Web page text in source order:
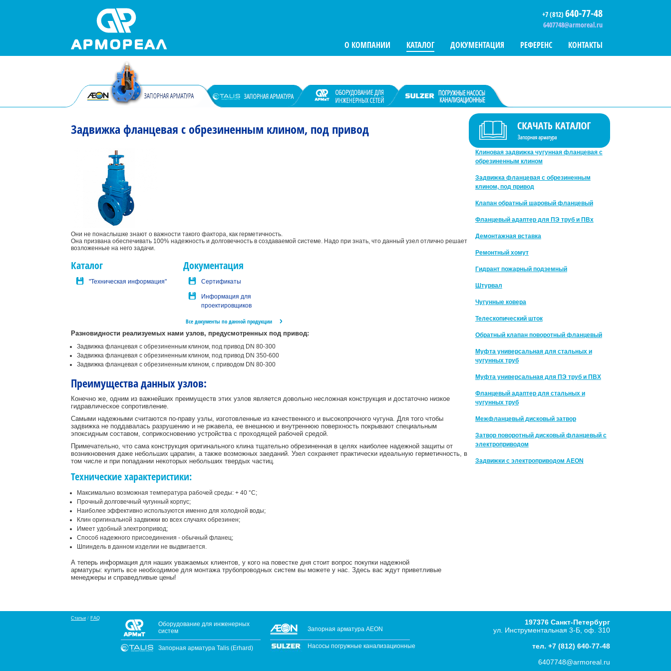
+7 (812) 640-77-48
6407748@armoreal.ru
О КОМПАНИИ КАТАЛОГ ДОКУМЕНТАЦИЯ РЕФЕРЕНС КОНТАКТЫ
Задвижка фланцевая с обрезиненным клином, под привод
Они не понаслышке знают о важности такого фактора, как герметичность.
Она призвана обеспечивать 100% надежность и долговечность в создаваемой системе. Надо при знать, что данный узел отлично решает
возложенные на него задачи.
Каталог
"Техническая информация"
Документация
Сертификаты
Информация для
проектировщиков
Все документы по данной продукции
Разновидности реализуемых нами узлов, предусмотренных под привод:
Задвижка фланцевая с обрезиненным клином, под привод DN 80-300
Задвижка фланцевая с обрезиненным клином, под привод DN 350-600
Задвижка фланцевая с обрезиненным клином, с приводом DN 80-300
Преимущества данных узлов:
Конечно же, одним из важнейших преимуществ этих узлов является довольно несложная конструкция и достаточно низкое
гидравлическое сопротивление.
Самыми надежными считаются по-праву узлы, изготовленные из качественного и высокопрочного чугуна. Для того чтобы
задвижка не поддавалась разрушению и не ржавела, ее внешнюю и внутреннюю поверхность покрывают специальным
эпоксидным составом, соприкосновению устройства с проходящей рабочей средой.
Примечательно, что сама конструкция оригинального клина тщательно обрезиненная в целях наиболее надежной защиты от
возникновения даже небольших царапин, а также возможных заеданий. Узел сохраняет практически идеальную герметичность, в
том числе и при попадании некоторых небольших твердых частиц.
Технические характеристики:
Максимально возможная температура рабочей среды: + 40 °С;
Прочный долговечный чугунный корпус;
Наиболее эффективно используются именно для холодной воды;
Клин оригинальной задвижки во всех случаях обрезинен;
Имеет удобный электропривод;
Способ надежного присоединения - обычный фланец;
Шпиндель в данном изделии не выдвигается.
А теперь информация для наших уважаемых клиентов, у кого на повестке дня стоит вопрос покупки надежной
арматуры: купить все необходимое для монтажа трубопроводных систем вы можете у нас. Здесь вас ждут приветливые
менеджеры и справедливые цены!
ЗАПОРНАЯ АРМАТУРА AEON
Клиновая задвижка чугунная фланцевая с
обрезиненным клином
Задвижка фланцевая с обрезиненным
клином, под привод
Клапан обратный шаровый фланцевый
Фланцевый адаптер для ПЭ труб и ПВх
Демонтажная вставка
Ремонтный хомут
Гидрант пожарный подземный
Штурвал
Чугунные ковера
Телескопический шток
Обратный клапан поворотный фланцевый
Муфта универсальная для стальных и
чугунных труб
Муфта универсальная для ПЭ труб и ПВХ
Фланцевый адаптер для стальных и
чугунных труб
Межфланцевый дисковый затвор
Затвор поворотный дисковый фланцевый с
электроприводом
Задвижки с электроприводом AEON
Статьи / FAQ
Оборудование для инженерных
систем
Запорная арматура Talis (Erhard)
Запорная арматура AEON
Насосы погружные канализационные
197376 Санкт-Петербург
ул. Инструментальная 3-Б, оф. 310
тел. +7 (812) 640-77-48
6407748@armoreal.ru